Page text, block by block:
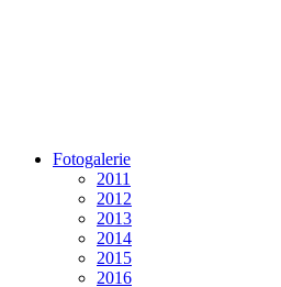
Fotogalerie
2011
2012
2013
2014
2015
2016